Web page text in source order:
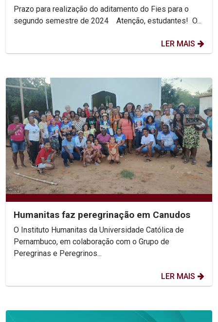
Prazo para realização do aditamento do Fies para o
segundo semestre de 2024 Atenção, estudantes! O...
LER MAIS
Humanitas faz peregrinação em Canudos
O Instituto Humanitas da Universidade Católica de
Pernambuco, em colaboração com o Grupo de
Peregrinas e Peregrinos...
LER MAIS